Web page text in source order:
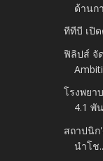
ด้านก
ทีทีบี เปิ
ฟิลิปส์ จั
โรงพยา
4.1 พั
สถาปนิก
นำโช